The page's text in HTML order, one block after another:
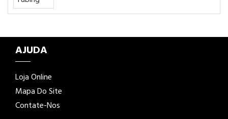
AJUDA
Loja Online
Mapa Do Site
Contate-Nos